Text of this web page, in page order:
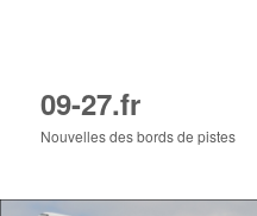
09-27.fr
Nouvelles des bords de pistes